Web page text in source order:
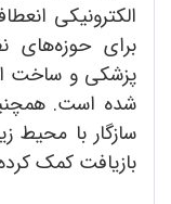
الکترونیکی
برای حوزه‌های
پزشکی و ساخت
شده است.
سازگار با محیط
بازیافت کمک